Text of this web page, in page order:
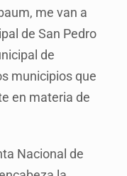
me van a
de San Pedro
de
municipios que
en materia de
Nacional de